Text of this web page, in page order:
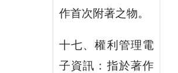
作首次附著之物。
十七、權利管理電
子資訊：指於著作